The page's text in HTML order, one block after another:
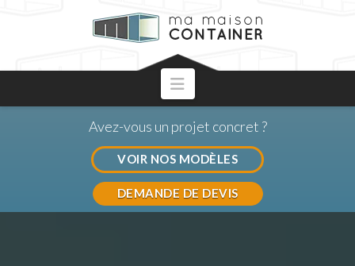
Navigation
Avez-vous un projet concret ?
VOIR NOS MODÈLES
DEMANDE DE DEVIS